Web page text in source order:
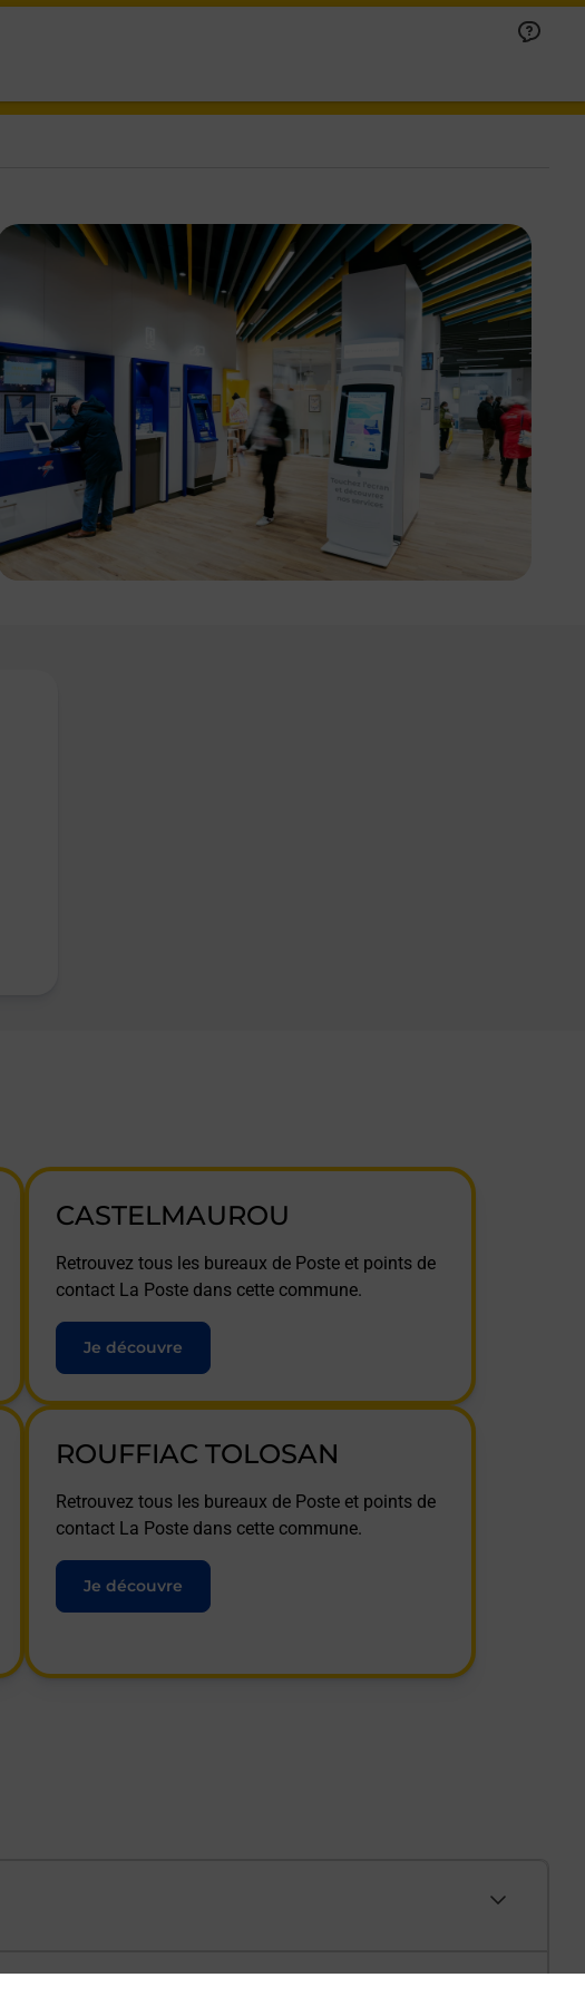
CASTELMAUROU
Retrouvez tous les bureaux de Poste et points de
contact La Poste dans cette commune.
Je découvre
ROUFFIAC TOLOSAN
Retrouvez tous les bureaux de Poste et points de
contact La Poste dans cette commune.
Je découvre